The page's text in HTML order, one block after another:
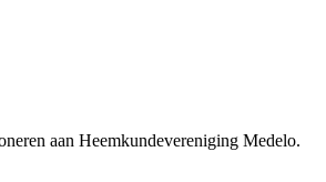
aan Heemkundevereniging Medelo.